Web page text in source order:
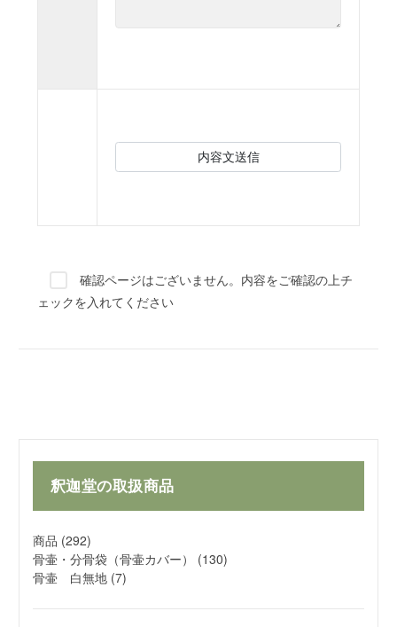
確認ページはございません。内容をご確認の上チ
ェックを入れてください
釈迦堂の取扱商品
商品 (292)
骨壷・分骨袋（骨壷カバー）
(130)
骨壷 白無地 (7)